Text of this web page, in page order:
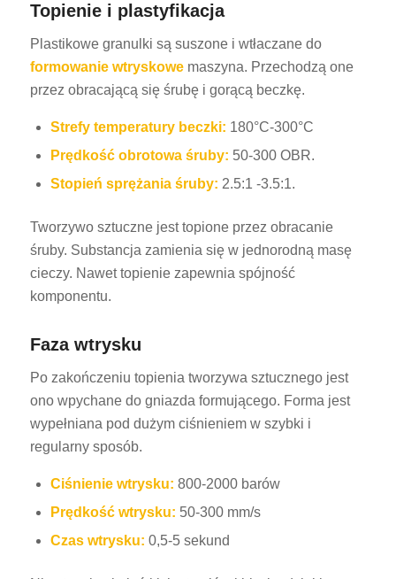
Topienie i plastyfikacja
Plastikowe granulki są suszone i wtłaczane do
formowanie wtryskowemaszyna. Przechodzą one
przez obracającą się śrubę i gorącą beczkę.
Strefy temperatury beczki: 180°C-300°C
Prędkość obrotowa śruby: 50-300 OBR.
Stopień sprężania śruby: 2.5:1 -3.5:1.
Tworzywo sztuczne jest topione przez obracanie
śruby. Substancja zamienia się w jednorodną masę
cieczy. Nawet topienie zapewnia spójność
komponentu.
Faza wtrysku
Po zakończeniu topienia tworzywa sztucznego jest
ono wpychane do gniazda formującego. Forma jest
wypełniana pod dużym ciśnieniem w szybki i
regularny sposób.
Ciśnienie wtrysku: 800-2000 barów
Prędkość wtrysku: 50-300 mm/s
Czas wtrysku: 0,5-5 sekund